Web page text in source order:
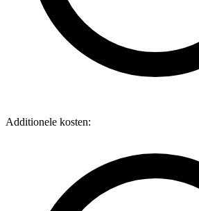
Additionele kosten: